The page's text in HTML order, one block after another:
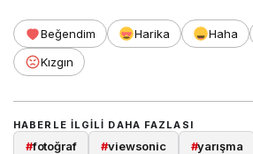
Beğendim Harika Haha
Kızgın
HABERLE ILGILI DAHA FAZLASI
#fotoğraf #viewsonic #yarışma